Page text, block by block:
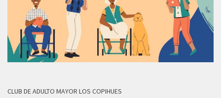
CLUB DE ADULTO MAYOR LOS COPIHUES